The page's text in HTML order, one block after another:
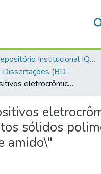
& Collections
Repositório Institucional IQSC
Teses e Dissertações (BDTD USP)
\"Dispositivos eletrocrômicos com eletrólitos sólidos poliméricos à base de amido\"
sólidos
amido\"